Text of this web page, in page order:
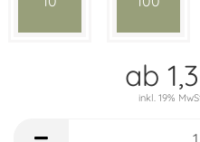
ab
inkl. 19%